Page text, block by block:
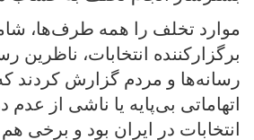
موارد تخلف را همه طرف‌ها،
برگزارکننده انتخابات،
رسانه‌ها و مردم گزارش کردند
اتهاماتی بی‌پایه یا ناشی از
انتخابات در ایران بود و برخی